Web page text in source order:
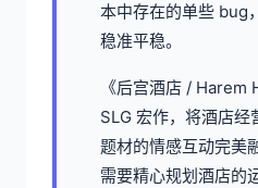
本中存在的单些 bug
稳准平稳。
《后宫酒店 / Harem
SLG 宏作，将酒店经
题材的情感互动完美
需要精心规划酒店的